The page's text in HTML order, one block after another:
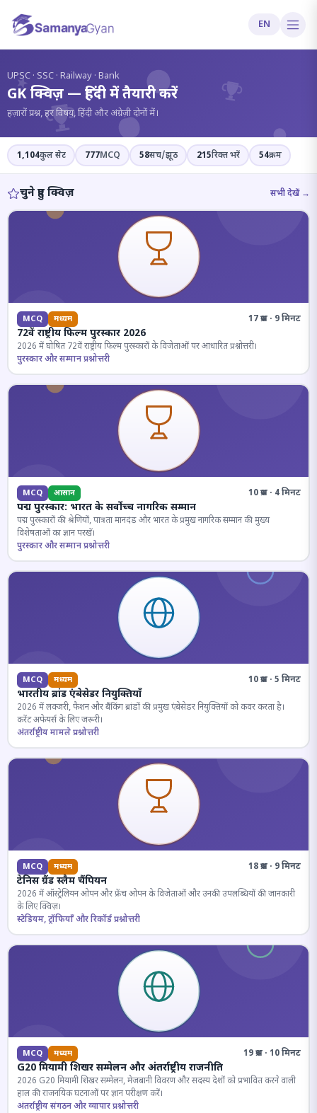
EN
?
UPSC · SSC · Railway · Bank
GK क्विज़ — हिंदी में तैयारी करें
हज़ारों प्रश्न, हर विषय, हिंदी और अंग्रेज़ी दोनों में।
1,104कुल सेट 777MCQ 58सच/झूठ 215रिक्त भरें 54क्रम
चुने हुए क्विज़ सभी देखें →
MCQ मध्यम 17 प्रश्न · 9 मिनट
72वें राष्ट्रीय फिल्म पुरस्कार 2026
2026 में घोषित 72वें राष्ट्रीय फिल्म पुरस्कारों के विजेताओं पर आधारित प्रश्नोत्तरी।
पुरस्कार और सम्मान प्रश्नोत्तरी
MCQ आसान 10 प्रश्न · 4 मिनट
पद्म पुरस्कार: भारत के सर्वोच्च नागरिक सम्मान
पद्म पुरस्कारों की श्रेणियों, पात्रता मानदंड और भारत के प्रमुख नागरिक सम्मान की मुख्य
विशेषताओं का ज्ञान परखें।
पुरस्कार और सम्मान प्रश्नोत्तरी
MCQ मध्यम 10 प्रश्न · 5 मिनट
भारतीय ब्रांड एंबेसेडर नियुक्तियाँ
2026 में लक्जरी, फैशन और बैंकिंग ब्रांडों की प्रमुख एंबेसेडर नियुक्तियों को कवर करता है।
करेंट अफेयर्स के लिए जरूरी।
अंतर्राष्ट्रीय मामले प्रश्नोत्तरी
MCQ मध्यम 18 प्रश्न · 9 मिनट
टेनिस ग्रैंड स्लैम चैंपियन
2026 में ऑस्ट्रेलियन ओपन और फ्रेंच ओपन के विजेताओं और उनकी उपलब्धियों की जानकारी
के लिए क्विज़।
स्टेडियम, ट्रॉफियाँ और रिकॉर्ड प्रश्नोत्तरी
MCQ मध्यम 19 प्रश्न · 10 मिनट
G20 मियामी शिखर सम्मेलन और अंतर्राष्ट्रीय राजनीति
2026 G20 मियामी शिखर सम्मेलन, मेजबानी विवरण और सदस्य देशों को प्रभावित करने वाली
हाल की राजनयिक घटनाओं पर ज्ञान परीक्षण करें।
अंतर्राष्ट्रीय संगठन और व्यापार प्रश्नोत्तरी